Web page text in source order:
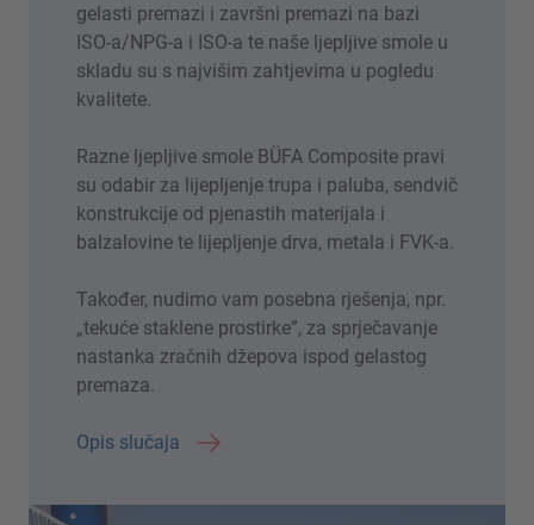
gelasti premazi i završni premazi na bazi
ISO-a/NPG-a i ISO-a te naše ljepljive smole u
skladu su s najvišim zahtjevima u pogledu
kvalitete.
Razne ljepljive smole BÜFA Composite pravi
su odabir za lijepljenje trupa i paluba, sendvič
konstrukcije od pjenastih materijala i
balzalovine te lijepljenje drva, metala i FVK-a.
Također, nudimo vam posebna rješenja, npr.
„tekuće staklene prostirke”, za sprječavanje
nastanka zračnih džepova ispod gelastog
premaza.
Opis slučaja